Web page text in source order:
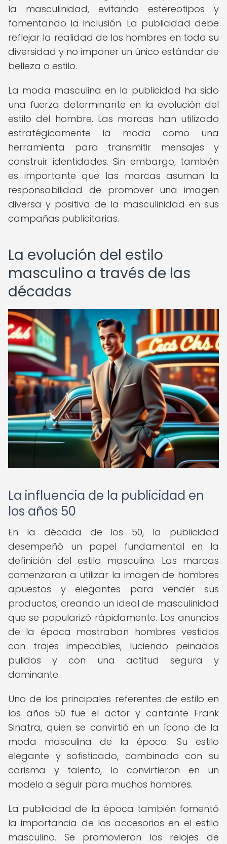
la masculinidad, evitando estereotipos y
fomentando la inclusión. La publicidad debe
reflejar la realidad de los hombres en toda su
diversidad y no imponer un único estándar de
belleza o estilo.
La moda masculina en la publicidad ha sido
una fuerza determinante en la evolución del
estilo del hombre. Las marcas han utilizado
estratégicamente la moda como una
herramienta para transmitir mensajes y
construir identidades. Sin embargo, también
es importante que las marcas asuman la
responsabilidad de promover una imagen
diversa y positiva de la masculinidad en sus
campañas publicitarias.
La evolución del estilo
masculino a través de las
décadas
La influencia de la publicidad en
los años 50
En la década de los 50, la publicidad
desempeñó un papel fundamental en la
definición del estilo masculino. Las marcas
comenzaron a utilizar la imagen de hombres
apuestos y elegantes para vender sus
productos, creando un ideal de masculinidad
que se popularizó rápidamente. Los anuncios
de la época mostraban hombres vestidos
con trajes impecables, luciendo peinados
pulidos y con una actitud segura y
dominante.
Uno de los principales referentes de estilo en
los años 50 fue el actor y cantante Frank
Sinatra, quien se convirtió en un ícono de la
moda masculina de la época. Su estilo
elegante y sofisticado, combinado con su
carisma y talento, lo convirtieron en un
modelo a seguir para muchos hombres.
La publicidad de la época también fomentó
la importancia de los accesorios en el estilo
masculino. Se promovieron los relojes de